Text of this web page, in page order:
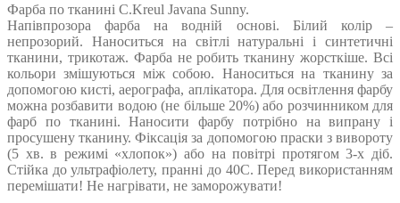
Фарба по тканині C.Kreul Javana Sunny.
Напівпрозора фарба на водній основі. Білий колір –
непрозорий. Наноситься на світлі натуральні і синтетичні
тканини, трикотаж. Фарба не робить тканину жорсткіше. Всі
кольори змішуються між собою. Наноситься на тканину за
допомогою кисті, аерографа, аплікатора. Для освітлення фарбу
можна розбавити водою (не більше 20%) або розчинником для
фарб по тканині. Наносити фарбу потрібно на випрану і
просушену тканину. Фіксація за допомогою праски з вивороту
(5 хв. в режимі «хлопок») або на повітрі протягом 3-х діб.
Стійка до ультрафіолету, пранні до 40С. Перед використанням
перемішати! Не нагрівати, не заморожувати!